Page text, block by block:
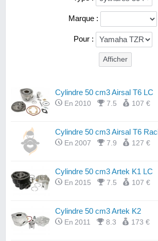
Marque :
Pour :
Cylindre 50 cm3 Airsal T6 LC
En 2010 7.5 107 €
Cylindre 50 cm3 Airsal T6
En 2007 7.9 127 €
Cylindre 50 cm3 Artek K1 LC
En 2015 7.5 107 €
Cylindre 50 cm3 Artek K2
En 2011 8.3 173 €